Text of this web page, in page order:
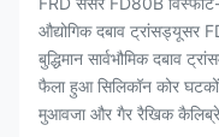
औद्योगिक दबाव ट्रांसड्यूसर
बुद्धिमान सार्वभौमिक दबाव
फैला हुआ सिलिकॉन कोर
मुआवजा और गैर रैखिक